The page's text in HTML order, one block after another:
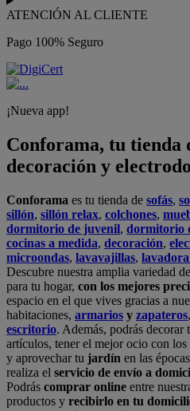
ATENCIÓN AL CLIENTE
Pago 100% Seguro
¡Nueva app!
Conforama, tu tienda
decoración y
Conforama es tu tienda de sofás,
sillón, sillón relax, colchones,
dormitorio de juvenil, dormitorio
cocinas a medida, decoración,
microondas, lavavajillas,
Descubre nuestra amplia variedad
para tu hogar, con los mejores
espacio en el que vives gracias a
habitaciones, armarios y zapateros,
escritorio. Además, podrás decorar
artículos, tener el mejor ocio con los
y aprovechar tu jardín en las
realiza el servicio de envío a
Podrás comprar online entre
productos y recibirlo en tu